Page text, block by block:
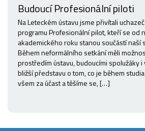
Budoucí Profesionální piloti
Na Leteckém ústavu jsme přivítali
programu Profesionální pilot, kteří se od
akademického roku stanou součástí naší
Během neformálního setkání měli
prostředím ústavu, budoucími spolužáky i
bližší představu o tom, co je během
všem za účast a těšíme se, […]